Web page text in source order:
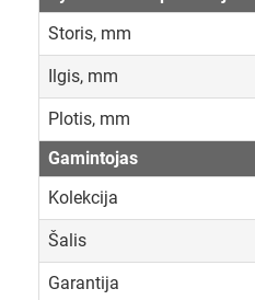
Storis, mm
Ilgis, mm
Plotis, mm
Gamintojas
Kolekcija
Šalis
Garantija